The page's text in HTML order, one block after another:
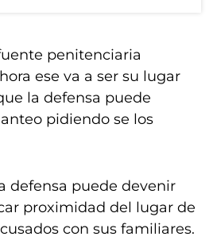
penitenciaria
ese va a ser su lugar
la defensa puede
pidiendo se los
defensa puede devenir
proximidad del lugar de
con sus familiares.